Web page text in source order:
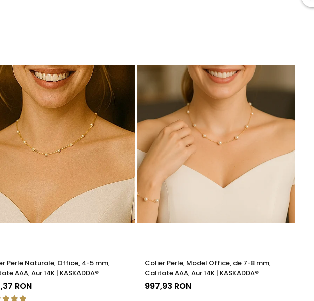
produsele sunt realizate din perle naturale selectate manual, montate în
care atestă proveniența naturală a perlelor.
acești cercei cu uncolier cu perleși obrățară cu perle
asortată din
Perle Naturale, Office, 4-5 mm,
AAA, Aur 14K | KASKADDA®
RON
Colier Perle, Model Office, de 7-8 mm,
Calitate AAA, Aur 14K | KASKADDA®
997,93 RON